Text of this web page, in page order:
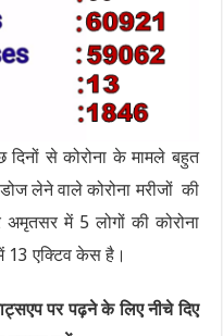
से कोरोना के मामले बहुत
लेने वाले कोरोना मरीजों की
में 5 लोगों की कोरोना
13 एक्टिव केस है।
पर पढ़ने के लिए नीचे दिए